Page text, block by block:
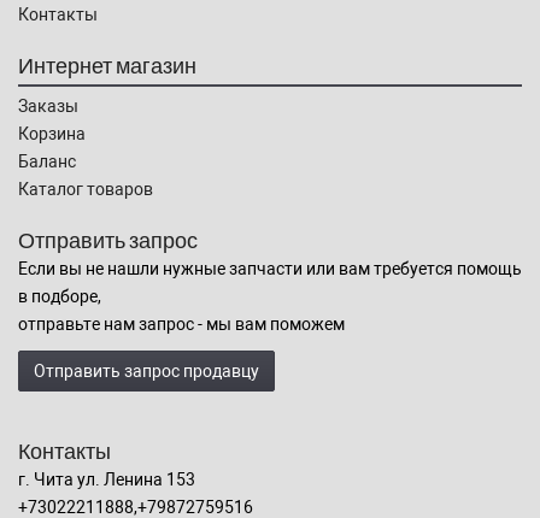
Контакты
Интернет магазин
Заказы
Корзина
Баланс
Каталог товаров
Отправить запрос
Если вы не нашли нужные запчасти или вам требуется помощь
в подборе,
отправьте нам запрос - мы вам поможем
Отправить запрос продавцу
Контакты
г. Чита ул. Ленина 153
+73022211888,+79872759516